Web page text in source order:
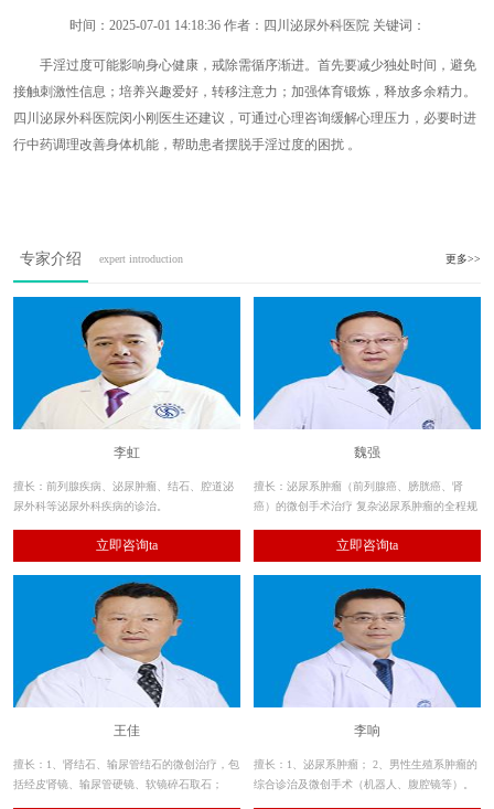
时间： 2025-07-01 14:18:36作者：四川泌尿外科医院 关键词：
手淫过度可能影响身心健康，戒除需循序渐进。首先要减少独处时间，避免
接触刺激性信息；培养兴趣爱好，转移注意力；加强体育锻炼，释放多余精力。
四川泌尿外科医院闵小刚医生还建议，可通过心理咨询缓解心理压力，必要时进
行中药调理改善身体机能，帮助患者摆脱手淫过度的困扰 。
专家介绍 expert introduction 更多>>
李虹
擅长：前列腺疾病、泌尿肿瘤、结石、腔道泌
尿外科等泌尿外科疾病的诊治。
立即咨询ta
魏强
擅长：泌尿系肿瘤（前列腺癌、膀胱癌、肾
癌）的微创手术治疗 复杂泌尿系肿瘤的全程规
等的激光及经尿道微创手术治疗）
立即咨询ta
王佳
擅长：1、肾结石、输尿管结石的微创治疗，包
括经皮肾镜、输尿管硬镜、软镜碎石取石；
李响
擅长：1、泌尿系肿瘤； 2、男性生殖系肿瘤的
综合诊治及微创手术（机器人、腹腔镜等）。